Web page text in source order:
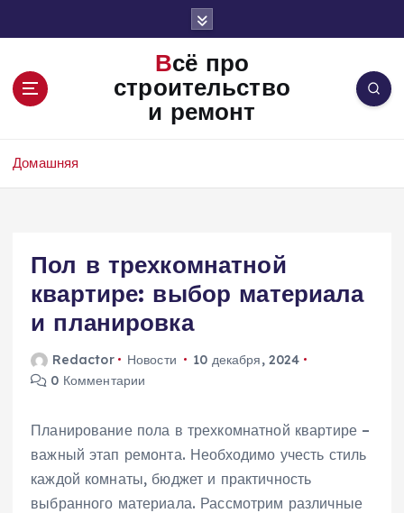
Всё про
строительство
и ремонт
Домашняя
Пол в трехкомнатной
квартире: выбор материала
и планировка
Redactor Новости
10 декабря, 2024
0 Комментарии
Планирование пола в трехкомнатной квартире –
важный этап ремонта. Необходимо учесть стиль
каждой комнаты, бюджет и практичность
выбранного материала. Рассмотрим различные